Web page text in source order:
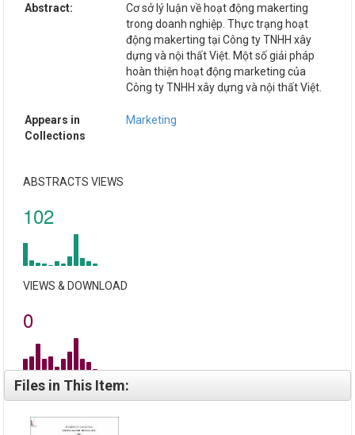
Abstract:
Cơ sở lý luận về hoạt động makerting
trong doanh nghiệp. Thực trạng hoạt
động makerting tại Công ty TNHH xây
dựng và nội thất Việt. Một số giải pháp
hoàn thiện hoạt động marketing của
Công ty TNHH xây dựng và nội thất Việt.
Appears in
Collections
Marketing
ABSTRACTS VIEWS
102
VIEWS & DOWNLOAD
0
Files in This Item: